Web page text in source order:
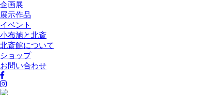
企画展
展示作品
イベント
小布施と北斎
北斎館について
ショップ
お問い合わせ